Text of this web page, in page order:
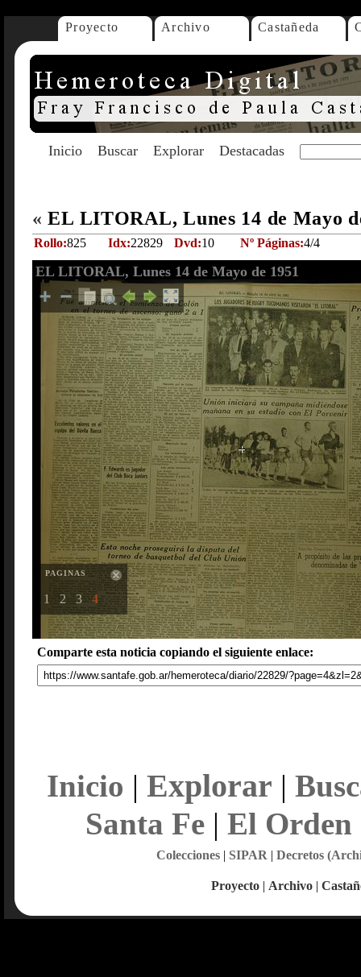
Proyecto Archivo Castañeda
Inicio Buscar Explorar Destacadas
« EL LITORAL, Lunes 14 de Mayo
Rollo:825 Idx:22829 Dvd:10 Nº Páginas:4/4
EL LITORAL, Lunes 14 de Mayo de 1951
PAGINAS
1 2 3 4
Comparte esta noticia copiando el siguiente enlace:
Inicio | Explorar |
Santa Fe| El Orden
Colecciones| SIPAR | Decretos
Proyecto | Archivo |